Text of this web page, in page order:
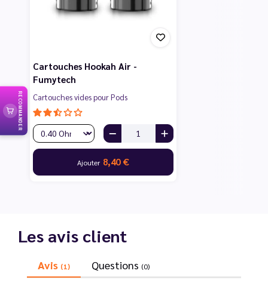
Cartouches Hookah Air -
Fumytech
Cartouches vides pour Pods
Ajouter 8,40 €
Les avis client
Avis (1) Questions (0)
RECOMMANDER